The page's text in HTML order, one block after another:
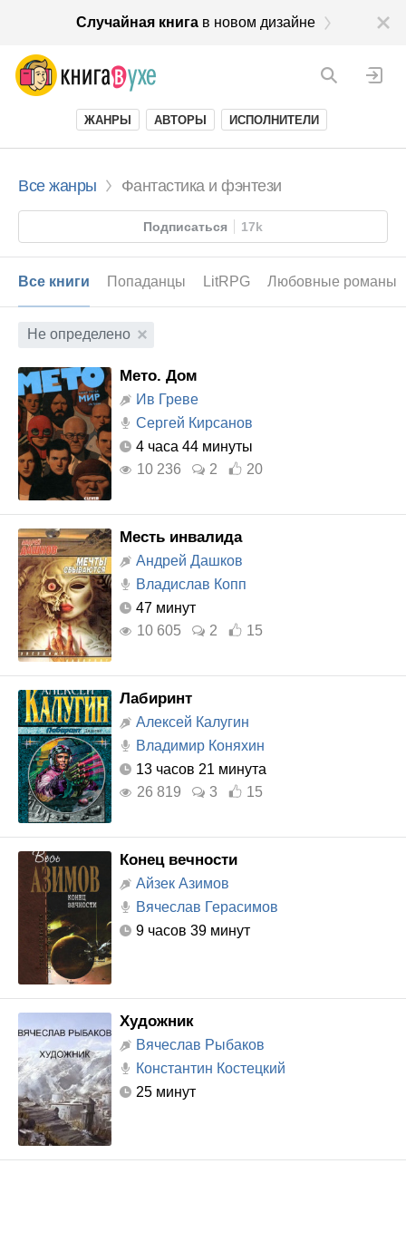
Случайная книгав новом дизайне
ЖАНРЫ АВТОРЫ ИСПОЛНИТЕЛИ
Все жанры Фантастика и фэнтези
Подписаться 17k
Все книги Попаданцы LitRPG Любовные романы
Не определено
Мето. Дом
Ив Греве
Сергей Кирсанов
4 часа 44 минуты
10 236
2 20
Месть инвалида
Андрей Дашков
Владислав Копп
47 минут
10 605
2 15
Лабиринт
Алексей Калугин
Владимир Коняхин
13 часов 21 минута
26 819
3 15
Конец вечности
Айзек Азимов
Вячеслав Герасимов
9 часов 39 минут
Художник
Вячеслав Рыбаков
Константин Костецкий
25 минут